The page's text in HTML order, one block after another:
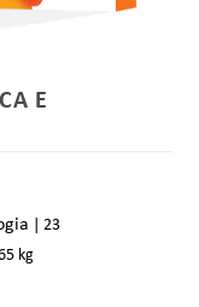
E
| 23
kg